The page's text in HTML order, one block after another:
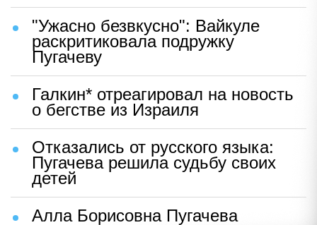
"Ужасно безвкусно": Вайкуле
раскритиковала подружку
Пугачеву
Галкин* отреагировал на новость
о бегстве из Израиля
Отказались от русского языка:
Пугачева решила судьбу своих
детей
Алла Борисовна Пугачева